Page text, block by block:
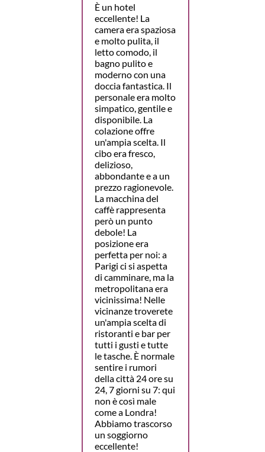
È un hotel
eccellente! La
camera era spaziosa
e molto pulita, il
letto comodo, il
bagno pulito e
moderno con una
doccia fantastica. Il
personale era molto
simpatico, gentile e
disponibile. La
colazione offre
un'ampia scelta. Il
cibo era fresco,
delizioso,
abbondante e a un
prezzo ragionevole.
La macchina del
caffè rappresenta
però un punto
debole! La
posizione era
perfetta per noi: a
Parigi ci si aspetta
di camminare, ma la
metropolitana era
vicinissima! Nelle
vicinanze troverete
un'ampia scelta di
ristoranti e bar per
tutti i gusti e tutte
le tasche. È normale
sentire i rumori
della città 24 ore su
24, 7 giorni su 7: qui
non è così male
come a Londra!
Abbiamo trascorso
un soggiorno
eccellente!